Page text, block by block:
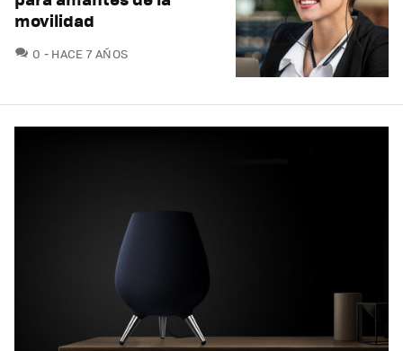
movilidad
0 COMENTARIOS
HACE 7 AÑOS